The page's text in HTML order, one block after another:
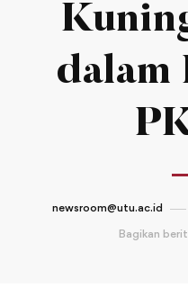
dalam
newsroom@utu.ac.id
Bagikan